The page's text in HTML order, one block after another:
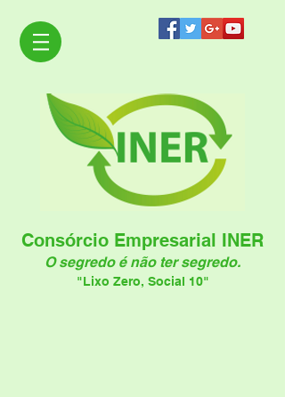
Consórcio Empresarial INER
O segredo é não ter segredo.
"Lixo Zero, Social 10"